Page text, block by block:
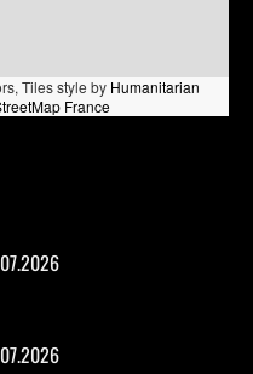
Tiles style by Humanitarian
France